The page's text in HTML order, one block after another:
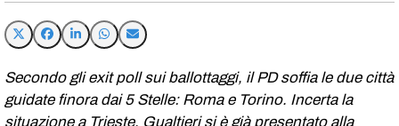
Secondo gli exit poll sui ballottaggi, il PD soffia le due città
guidate finora dai 5 Stelle: Roma e Torino. Incerta la
situazione a Trieste. Gualtieri si è già presentato alla